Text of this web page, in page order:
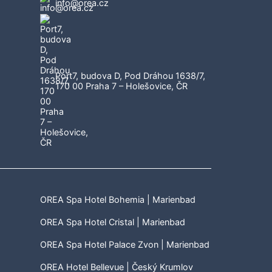
info@orea.cz
Port7, budova D, Pod Dráhou 1638/7,
170 00 Praha 7 – Holešovice, ČR
OREA Spa Hotel Bohemia | Marienbad
OREA Spa Hotel Cristal | Marienbad
OREA Spa Hotel Palace Zvon | Marienbad
OREA Hotel Bellevue | Český Krumlov